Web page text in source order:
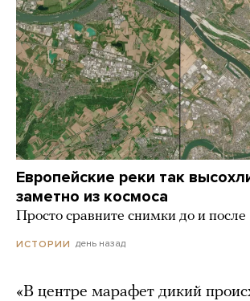
Европейские реки так
заметно из космоса
Просто сравните снимки до и после
ИСТОРИИ день назад
«В центре марафет дикий